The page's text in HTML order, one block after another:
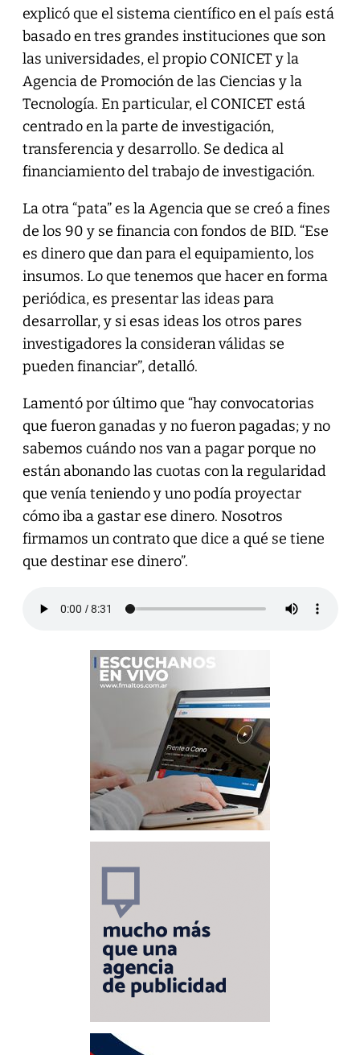
explicó que el sistema científico en el país está
basado en tres grandes instituciones que son
las universidades, el propio CONICET y la
Agencia de Promoción de las Ciencias y la
Tecnología. En particular, el CONICET está
centrado en la parte de investigación,
transferencia y desarrollo. Se dedica al
financiamiento del trabajo de investigación.
La otra “pata” es la Agencia que se creó a fines
de los 90 y se financia con fondos de BID. “Ese
es dinero que dan para el equipamiento, los
insumos. Lo que tenemos que hacer en forma
periódica, es presentar las ideas para
desarrollar, y si esas ideas los otros pares
investigadores la consideran válidas se
pueden financiar”, detalló.
Lamentó por último que “hay convocatorias
que fueron ganadas y no fueron pagadas; y no
sabemos cuándo nos van a pagar porque no
están abonando las cuotas con la regularidad
que venía teniendo y uno podía proyectar
cómo iba a gastar ese dinero. Nosotros
firmamos un contrato que dice a qué se tiene
que destinar ese dinero”.